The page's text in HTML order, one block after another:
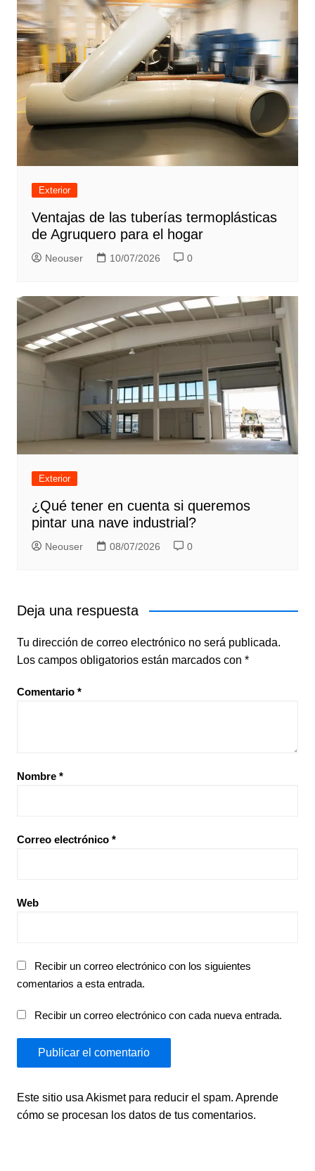
Exterior
Ventajas de las tuberías termoplásticas
de Agruquero para el hogar
Neouser 10/07/2026 0
Exterior
¿Qué tener en cuenta si queremos
pintar una nave industrial?
Neouser 08/07/2026 0
Deja una respuesta
Tu dirección de correo electrónico no será publicada.
Los campos obligatorios están marcados con *
Comentario *
Nombre *
Correo electrónico *
Web
Recibir un correo electrónico con los siguientes
comentarios a esta entrada.
Recibir un correo electrónico con cada nueva entrada.
Este sitio usa Akismet para reducir el spam. Aprende
cómo se procesan los datos de tus comentarios.